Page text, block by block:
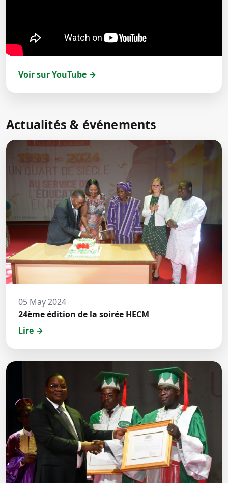
Voir sur YouTube →
Actualités & événements
05 May 2024
24ème édition de la soirée HECM
Lire →